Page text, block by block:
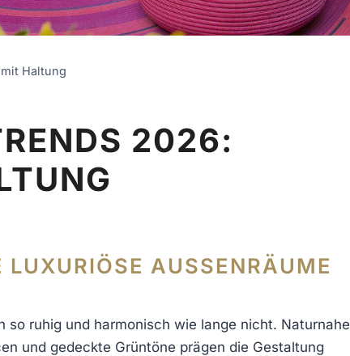
Haltung
2026:
AUSSENRÄUME V
ruhig und harmonisch wie lange nicht. Naturnahe
und gedeckte Grüntöne prägen die Gestaltung